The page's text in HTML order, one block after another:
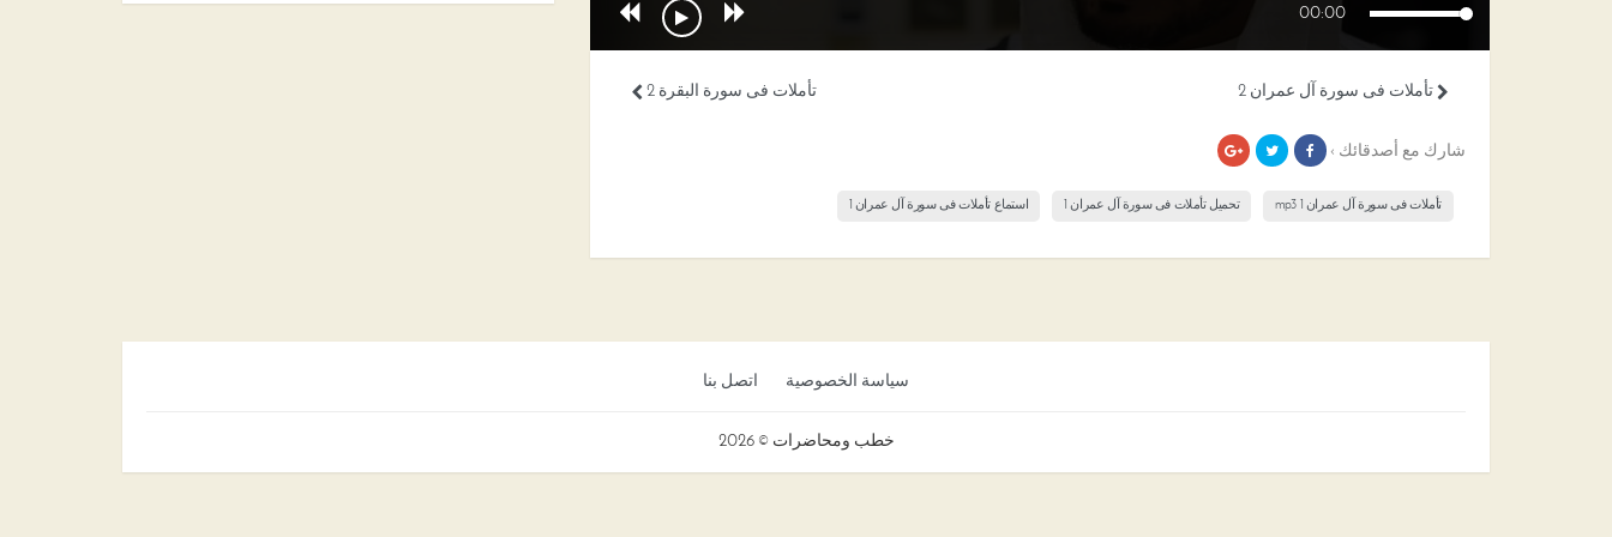
00:00
تأملات فى سورة البقرة 2 تأملات فى سورة آل عمران 2
شارك مع أصدقائك ›
تأملات فى سورة آل عمران 1 mp3 تحميل تأملات فى سورة آل عمران 1 استماع تأملات فى سورة آل عمران 1
سياسة الخصوصية اتصل بنا
خطب ومحاضرات © 2026